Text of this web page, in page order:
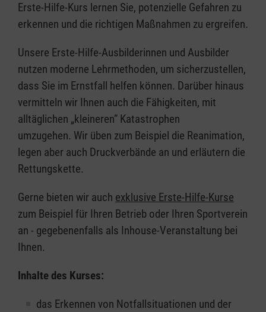
Erste-Hilfe-Kurs lernen Sie, potenzielle Gefahren zu
erkennen und die richtigen Maßnahmen zu ergreifen.
Unsere Erste-Hilfe-Ausbilderinnen und Ausbilder
nutzen moderne Lehrmethoden, um sicherzustellen,
dass Sie im Ernstfall helfen können. Darüber hinaus
vermitteln wir Ihnen auch die Fähigkeiten, mit
alltäglichen „kleineren” Katastrophen
umzugehen. Wir üben zum Beispiel die Reanimation,
legen aber auch Druckverbände an und erläutern die
Rettungskette.
Gerne bieten wir auch exklusive Erste-Hilfe-Kurse
zum Beispiel für Ihren Betrieb oder Ihren Sportverein
an - gegebenenfalls als Inhouse-Veranstaltung bei
Ihnen.
Inhalte des Kurses:
das Erkennen von Notfallsituationen und der